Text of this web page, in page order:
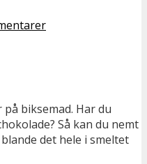
biksemad. Har du
Så kan du nemt
det hele i smeltet